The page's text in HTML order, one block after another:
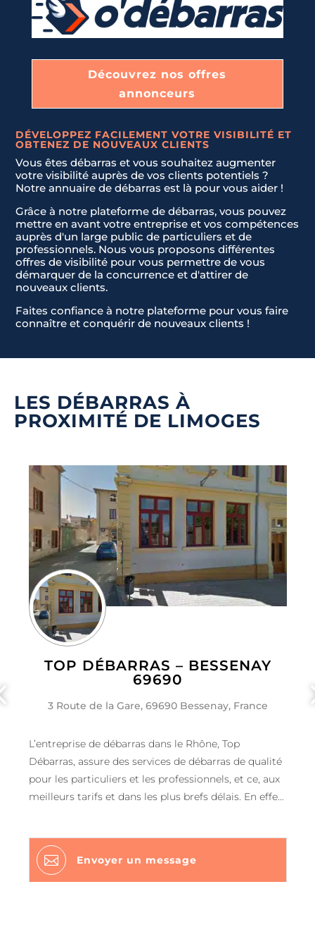
Découvrez nos offres
annonceurs
DÉVELOPPEZ FACILEMENT VOTRE VISIBILITÉ ET
OBTENEZ DE NOUVEAUX CLIENTS
Vous êtes débarras et vous souhaitez augmenter
votre visibilité auprès de vos clients potentiels ?
Notre annuaire de débarras est là pour vous aider !
Grâce à notre plateforme de débarras, vous pouvez
mettre en avant votre entreprise et vos compétences
auprès d'un large public de particuliers et de
professionnels. Nous vous proposons différentes
offres de visibilité pour vous permettre de vous
démarquer de la concurrence et d'attirer de
nouveaux clients.
Faites confiance à notre plateforme pour vous faire
connaître et conquérir de nouveaux clients !
LES DÉBARRAS À
PROXIMITÉ DE LIMOGES
TOP DÉBARRAS – BESSENAY
69690
3 Route de la Gare, 69690 Bessenay, France
L’entreprise de débarras dans le Rhône, Top
Débarras, assure des services de débarras de qualité
pour les particuliers et les professionnels, et ce, aux
meilleurs tarifs et dans les plus brefs délais. En effet,
maison, cave, grenier, local commercial, etc.
 Envoyer un message
DÉBARRAS DE MAISONS ET APPARTEMENTS
D'ENTREPRISES ET DE LOCAUX
ENLÈVEMENT D'ENCOMBRANTS ET DE DÉCHETS
DÉBLAIEMENT DE CAVES, GARAGES, ET GRENIERS
LIVRAISON ET INSTALLATION DE NOUVEAUX MEUBLES.
JE NE SAIS PAS
E-mail
*
n
i
t
e
S
t
a
t
e
+
1
Message*
Envoyer la demande